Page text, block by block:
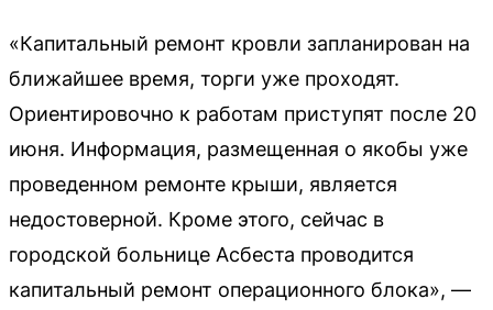
«Капитальный ремонт кровли запланирован на
ближайшее время, торги уже проходят.
Ориентировочно к работам приступят после 20
июня. Информация, размещенная о якобы уже
проведенном ремонте крыши, является
недостоверной. Кроме этого, сейчас в
городской больнице Асбеста проводится
капитальный ремонт операционного блока», —